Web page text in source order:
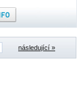
následující »